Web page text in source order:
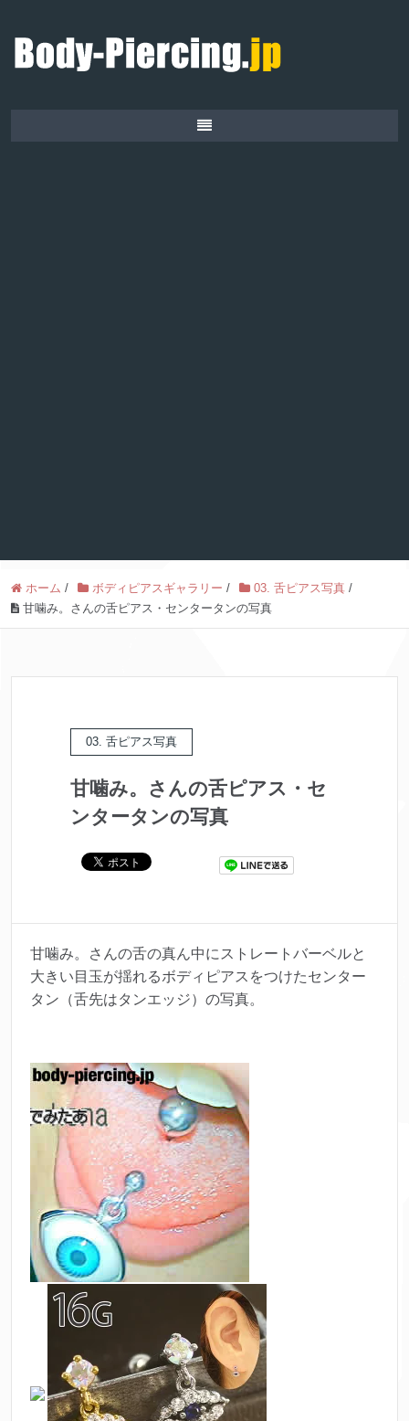
ホーム / ボディピアスギャラリー / 03. 舌ピアス写真 /
甘噛み。さんの舌ピアス・センタータンの写真
03. 舌ピアス写真
甘噛み。さんの舌ピアス・セ
ンタータンの写真
甘噛み。さんの舌の真ん中にストレートバーベルと
大きい目玉が揺れるボディピアスをつけたセンター
タン（舌先はタンエッジ）の写真。